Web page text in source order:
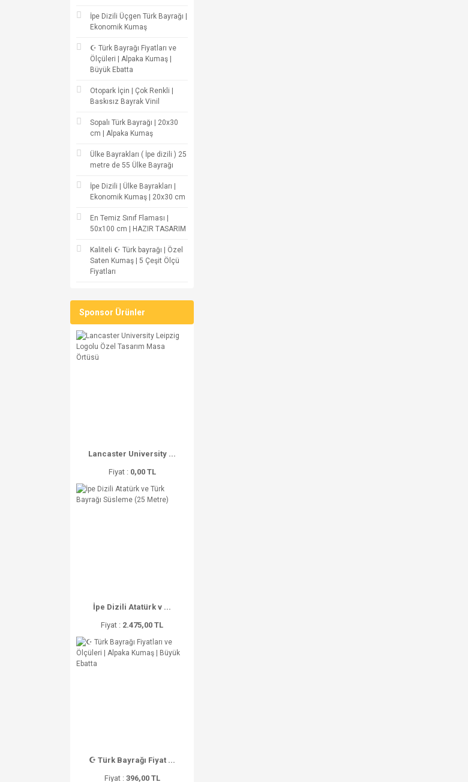
İpe Dizili Üçgen Türk Bayrağı |
Ekonomik Kumaş
☪ Türk Bayrağı Fiyatları ve
Ölçüleri | Alpaka Kumaş |
Büyük Ebatta
Otopark İçin | Çok Renkli |
Baskısız Bayrak Vinil
Sopalı Türk Bayrağı | 20x30
cm | Alpaka Kumaş
Ülke Bayrakları ( İpe dizili ) 25
metre de 55 Ülke Bayrağı
İpe Dizili | Ülke Bayrakları |
Ekonomik Kumaş | 20x30 cm
En Temiz Sınıf Flaması |
50x100 cm | HAZIR TASARIM
Kaliteli ☪ Türk bayrağı | Özel
Saten Kumaş | 5 Çeşit Ölçü
Fiyatları
Sponsor Ürünler
Lancaster University ...
Fiyat : 0,00 TL
İpe Dizili Atatürk v ...
Fiyat : 2.475,00 TL
☪ Türk Bayrağı Fiyat ...
Fiyat : 396,00 TL